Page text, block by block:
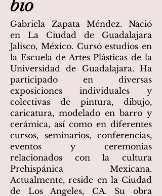
bio
Gabriela Zapata Méndez. Nació
en La Ciudad de Guadalajara
Jalisco, México. Cursó estudios en
la Escuela de Artes Plásticas de la
Universidad de Guadalajara. Ha
participado en diversas
exposiciones individuales y
colectivas de pintura, dibujo,
caricatura, modelado en barro y
cerámica, así como en diferentes
cursos, seminarios, conferencias,
eventos y ceremonias
relacionados con la cultura
Prehispánica Mexicana.
Actualmente, reside en la Ciudad
de Los Angeles, CA. Su obra